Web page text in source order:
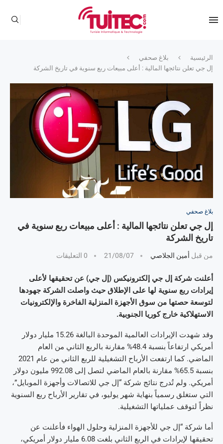
الرئيسية
بلاغ صحفي
إل جي تعلن نتائجها المالية : أعلى مبيعات ربع سنوية في تاريخ الشركة‎‎
بلاغ صحفي
إل جي تعلن نتائجها المالية : أعلى مبيعات ربع سنوية في
تاريخ الشركة‎‎
من قبل أمين الجلاصي 21/08/07 0 التعليقات
أعلنت شركة إل جي إلكترونيكس (إل جي) عن تحقيقها لأعلى
إيرادات ربع سنوية لها على الإطلاق حيث واصلت الشركة جهودها
لتوسعة حصتها من سوق الأجهزة المنزلية الفاخرة والإلكترونيات
الاستهلاكية خارج كوريا الجنوبية.
وقد شهدت الإيرادات العالمية الموحدة البالغة 15.26 مليار دولار
أمريكي ارتفاعاً بنسبة 48.4% مقارنة بالربع الثاني من العام
الماضي. كما ارتفعت الأرباح التشغيلية للربع الثاني من عام 2021
بنسبة 65.5% مقارنة بالعام الماضي لتصل إلى 992.08 مليون دولار
أمريكي. ولم تُدرج نتائج شركة “إل جي للاتصالات وأجهزة الموبايل”،
التي ستغلق رسمياً بنهاية شهر يوليو، في تقارير الأرباح ربع السنوية
نظراً لتوقف عملياتها التشغيلية.
أما شركة “إل جي للأجهزة المنزلية وحلول الهواء فأعلنت عن
تحقيقها لإيرادات في الربع الثاني بلغت 6.08 مليار دولار أمريكي،